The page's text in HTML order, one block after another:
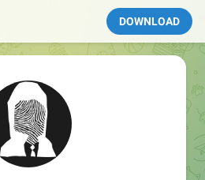
DOWNLOAD